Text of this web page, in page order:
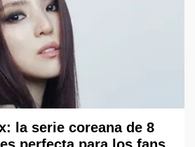
la serie coreana de 8